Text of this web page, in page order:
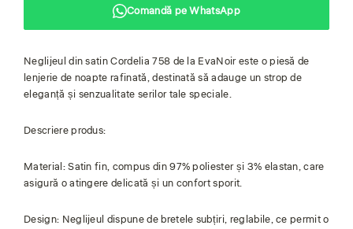
Comandă pe WhatsApp
Neglijeul din satin Cordelia 758 de la EvaNoir este o piesă de
lenjerie de noapte rafinată, destinată să adauge un strop de
eleganță și senzualitate serilor tale speciale.
Descriere produs:
Material: Satin fin, compus din 97% poliester și 3% elastan, care
asigură o atingere delicată și un confort sporit.
Design: Neglijeul dispune de bretele subțiri, reglabile, ce permit o